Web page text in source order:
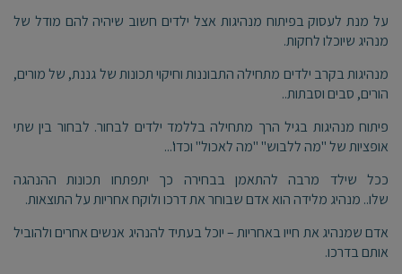
על מנת לעסוק בפיתוח מנהיגות אצל ילדים חשוב שיהיה להם מודל של
מנהיג שיוכלו לחקות.
מנהיגות בקרב ילדים מתחילה התבוננות וחיקוי תכונות של גננת, של מורים,
הורים, סבים וסבתות..
פיתוח מנהיגות בגיל הרך מתחילה בללמד ילדים לבחור. לבחור בין שתי
אופציות של "מה ללבוש" "מה לאכול" וכדו'...
ככל שילד מרבה להתאמן בבחירה כך יתפתחו תכונות ההנהגה
שלו.. מנהיג מלידה הוא אדם שבוחר את דרכו ולוקח אחריות על התוצאות.
אדם שמנהיג את חייו באחריות – יוכל בעתיד להנהיג אנשים אחרים ולהוביל
אותם בדרכו.